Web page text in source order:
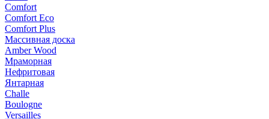
Comfort
Comfort Eco
Comfort Plus
Массивная доска
Amber Wood
Мраморная
Нефритовая
Янтарная
Challe
Boulogne
Versailles